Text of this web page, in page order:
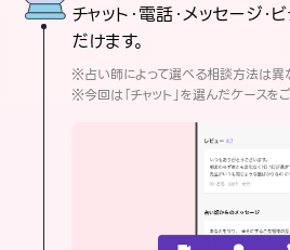
チャット・電話・メッセージ
だけます。
※占い師によって選べる相談方法は異
※今回は「チャット」を選んだケースを